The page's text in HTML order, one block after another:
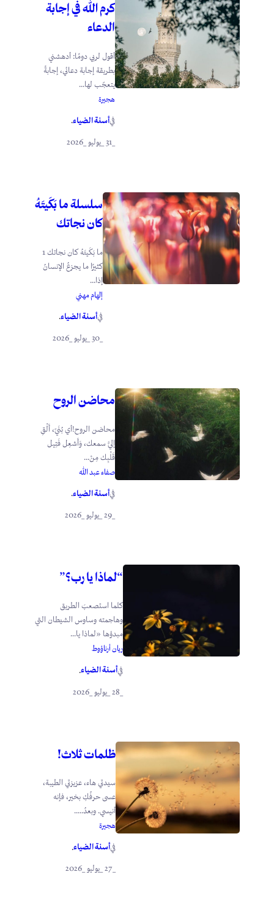
كرم الله في إجابة
الدعاء
أقول لربي دومًا: أدهشني
بطريقة إجابة دعائي، إجابةً
يتعجّب لها...
هجيرة
فيأسنة الضياء.
سلسلة ما بَكَيتَهُ
كان نجاتك
ما بَكَيتَهُ كان نجاتك 1
كثيرًا ما يجزعُ الإنسانُ
إذا...
إلهام مهني
فيأسنة الضياء.
محاضن الروح
محاضن الروح!أي بُنَيّ، أَلْقِ
إليَّ سمعك، وَأَشعِل فَتِيل
قَلْبِك مِنْ...
صفاء عبد الله
فيأسنة الضياء.
“لماذا يا رب؟”
كلما استصعبَ الطريق
وهاجمته وساوس الشيطان التي
مبدؤها «لماذا يا...
ريان أرناؤوط
فيأسنة الضياء.
ظلمات ثلاث!
سيدتي هاء، عزيزتي الطيبة،
عسى حرفُكِ بخير، فإنه
أنيسي. وبعدُ.....
هجيرة
فيأسنة الضياء.